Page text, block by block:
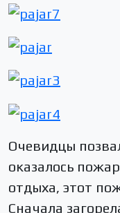
Очевидцы
оказалось
отдыха, этот
Сначала